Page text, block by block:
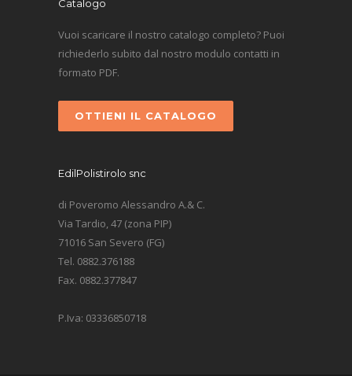
Catalogo
Vuoi scaricare il nostro catalogo completo? Puoi
richiederlo subito dal nostro modulo contatti in
formato PDF.
OTTIENI IL CATALOGO
EdilPolistirolo snc
di Poveromo Alessandro A.& C.
Via Tardio, 47 (zona PIP)
71016 San Severo (FG)
Tel. 0882.376188
Fax. 0882.377847
P.Iva: 03336850718